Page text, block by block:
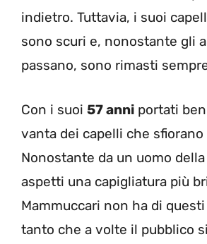
indietro. Tuttavia, i suoi
sono scuri e, nonostante gli
passano, sono rimasti
Con i suoi 57 anni portati
vanta dei capelli che
Nonostante da un uomo
aspetti una capigliatura più
Mammuccari non ha di
tanto che a volte il pubblico